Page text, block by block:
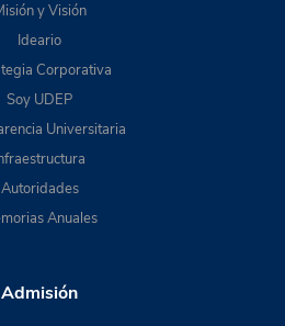
y Visión
Ideario
Corporativa
Soy UDEP
Universitaria
Autoridades
Anuales
Admisión